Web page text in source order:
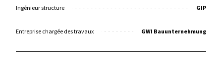
Ingénieur structure GIP
Entreprise chargée des travaux GWI Bauunternehmung